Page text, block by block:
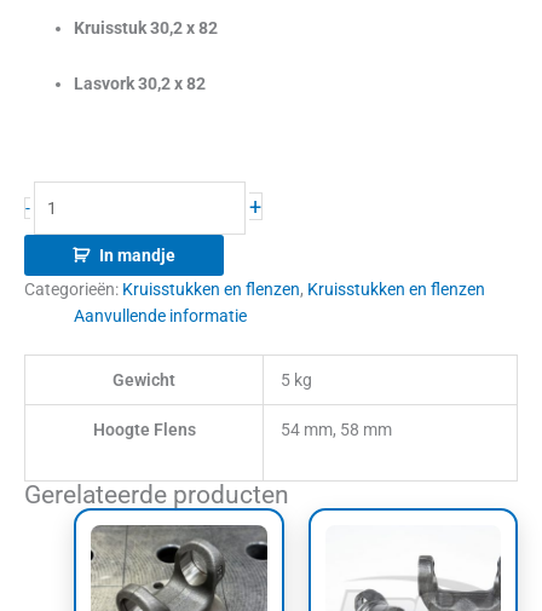
Kruisstuk 30,2 x 82
Lasvork 30,2 x 82
- +
In mandje
Categorieën: Kruisstukken en flenzen, Kruisstukken en flenzen
Aanvullende informatie
Gewicht 5 kg
Hoogte Flens 54 mm, 58 mm
Gerelateerde producten